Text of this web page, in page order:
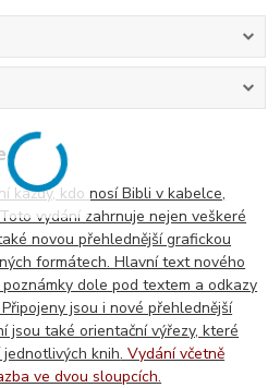
každý, kdo nosí Bibli v kabelce,
vydání zahrnuje nejen veškeré
novou přehlednější grafickou
formátech. Hlavní text nového
dole pod textem a odkazy
jsou i nové přehlednější
jsou také orientační výřezy, které
knih. Vydání včetně
ve dvou sloupcích.